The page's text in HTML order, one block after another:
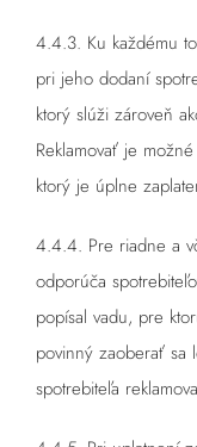
4.4.3. Ku každému
pri jeho dodaní
ktorý slúži zároveň
Reklamovať je
ktorý je úplne
4.4.4. Pre riadne a
odporúča
popísal vadu, pre
povinný zaoberať sa
spotrebiteľa